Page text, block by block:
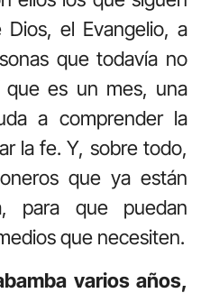
Dios, el Evangelio, a
que todavía no
que es un mes, una
a comprender la
la fe. Y, sobre todo,
que ya están
para que puedan
que necesiten.
varios años,